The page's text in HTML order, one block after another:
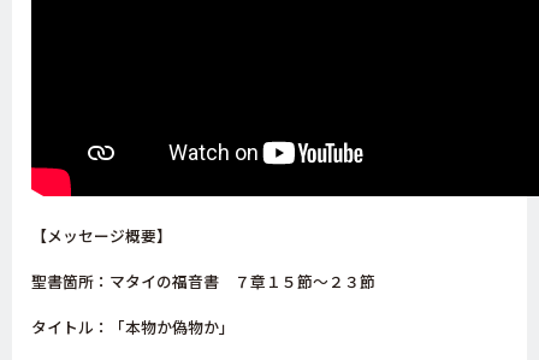
【メッセージ概要】
聖書箇所：マタイの福音書 ７章１５節～２３節
タイトル：「本物か偽物か」